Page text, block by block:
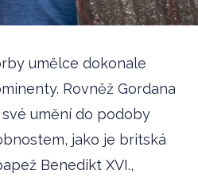
umělce dokonale
Rovněž Gordana
umění do podoby
jako je britská
Benedikt XVI.,